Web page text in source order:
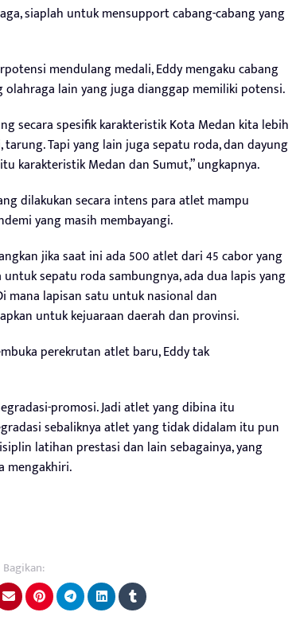
siaplah untuk mensupport cabang-cabang yang
mendulang medali, Eddy mengaku cabang
lain yang juga dianggap memiliki potensi.
secara spesifik karakteristik Kota Medan kita lebih
Tapi yang lain juga sepatu roda, dan dayung
karakteristik Medan dan Sumut,” ungkapnya.
dilakukan secara intens para atlet mampu
yang masih membayangi.
jika saat ini ada 500 atlet dari 45 cabor yang
sepatu roda sambungnya, ada dua lapis yang
mana lapisan satu untuk nasional dan
untuk kejuaraan daerah dan provinsi.
perekrutan atlet baru, Eddy tak
promosi. Jadi atlet yang dibina itu
sebaliknya atlet yang tidak didalam itu pun
latihan prestasi dan lain sebagainya, yang
mengakhiri.
Bagikan: